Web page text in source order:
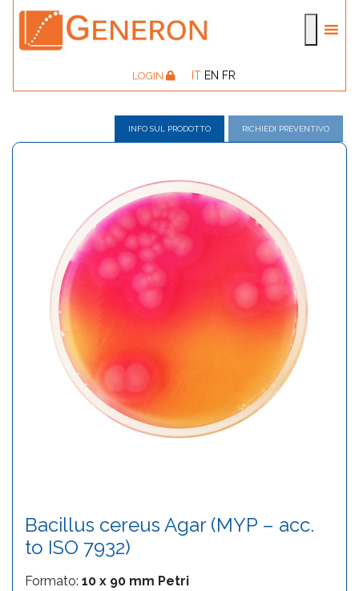
LOGIN IT EN FR
INFO SUL PRODOTTO RICHIEDI PREVENTIVO
Bacillus cereus Agar (MYP – acc.
to ISO 7932)
Formato: 10 x 90 mm Petri